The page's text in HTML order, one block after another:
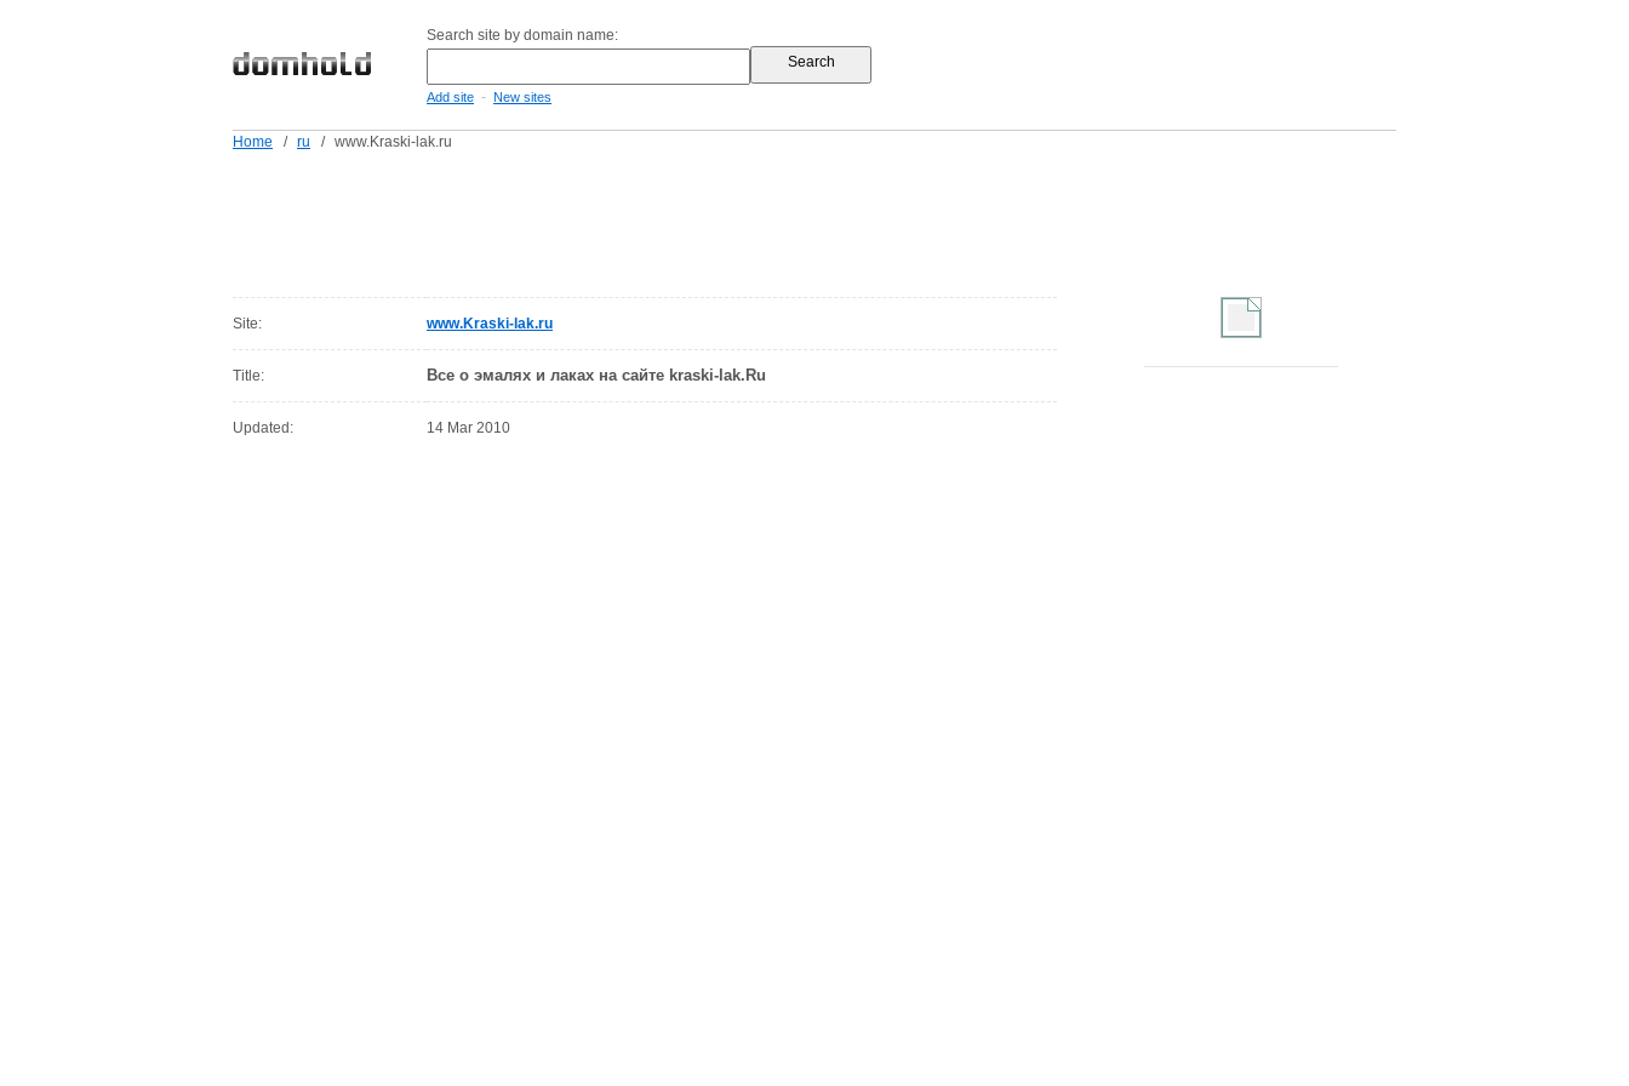
Search site by domain name:
Add site - New sites
Home / ru / www.Kraski-lak.ru
Site: www.Kraski-lak.ru
Title: Все о эмалях и лаках на сайте kraski-lak.Ru
Updated: 14 Mar 2010